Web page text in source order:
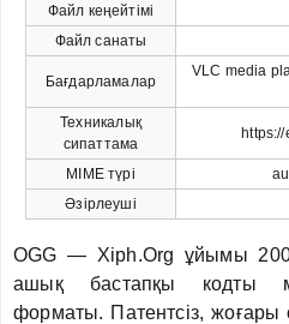
Файл кеңейтімі
Файл санаты
Бағдарламалар
VLC media
Техникалық
сипаттама
MIME түрі
Әзірлеуші
OGG — Xiph.Org ұйымы
ашық бастапқы кодты
форматы. Патентсіз,